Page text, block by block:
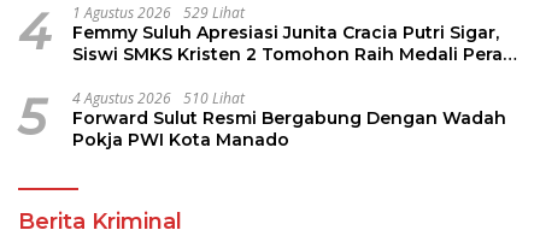
4 1 Agustus 2026 529 Lihat
Femmy Suluh Apresiasi Junita Cracia Putri Sigar,
Siswi SMKS Kristen 2 Tomohon Raih Medali Perak
5 4 Agustus 2026 510 Lihat
Forward Sulut Resmi Bergabung Dengan Wadah
Pokja PWI Kota Manado
Berita Kriminal